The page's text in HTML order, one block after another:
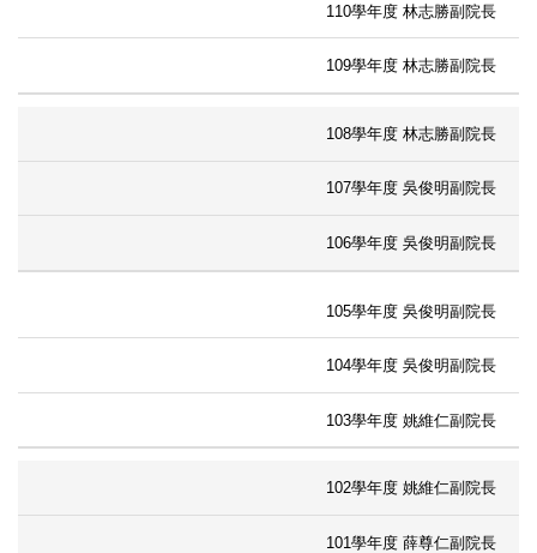
110學年度 林志勝副院長
109學年度 林志勝副院長
108學年度 林志勝副院長
107學年度 吳俊明副院長
106學年度 吳俊明副院長
105學年度 吳俊明副院長
104學年度 吳俊明副院長
103學年度 姚維仁副院長
102學年度 姚維仁副院長
101學年度 薛尊仁副院長